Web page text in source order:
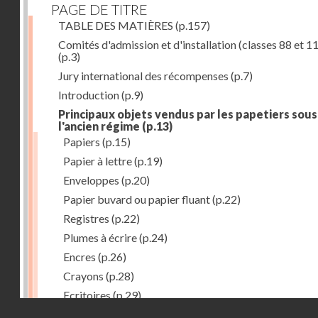
PAGE DE TITRE
TABLE DES MATIÈRES (p.157)
Comités d'admission et d'installation (classes 88 et
(p.3)
Jury international des récompenses (p.7)
Introduction(p.9)
Principaux objets vendus par les papetiers sous
l'ancien régime (p.13)
Papiers (p.15)
Papier à lettre(p.19)
Enveloppes (p.20)
Papier buvard ou papier fluant(p.22)
Registres (p.22)
Plumes à écrire(p.24)
Encres (p.26)
Crayons (p.28)
Ecritoires (p.29)